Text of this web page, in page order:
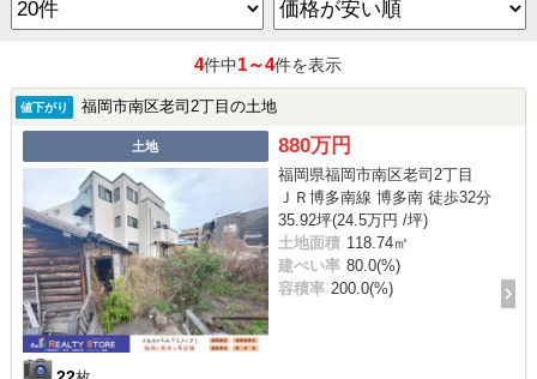
4件中1～4件を表示
値下がり 福岡市南区老司2丁目の土地
土地 880万円
福岡県福岡市南区老司2丁目
ＪＲ博多南線 博多南 徒歩32分
35.92坪(24.5万円 /坪)
土地面積 118.74㎡
建ぺい率 80.0(%)
容積率 200.0(%)